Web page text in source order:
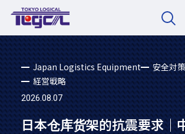
Japan Logistics Equipment
安全対策
経営戦略
2026.08.07
日本仓库货架的抗震要求｜